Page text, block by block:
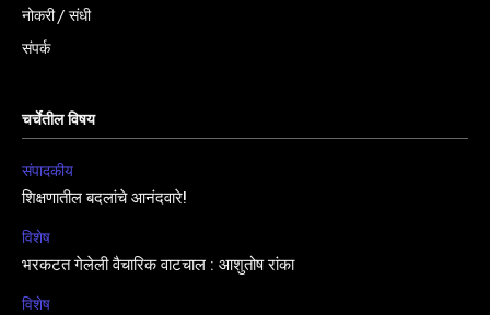
नोकरी / संधी
संपर्क
चर्चेतील विषय
संपादकीय
शिक्षणातील बदलांचे आनंदवारे!
विशेष
भरकटत गेलेली वैचारिक वाटचाल : आशुतोष रांका
विशेष